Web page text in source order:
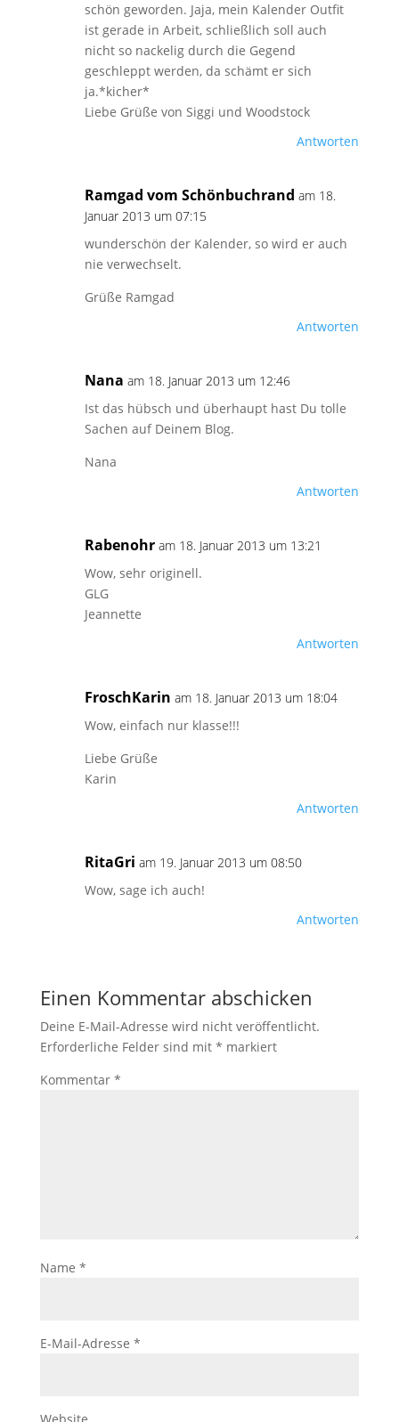
schön geworden. Jaja, mein Kalender Outfit
ist gerade in Arbeit, schließlich soll auch
nicht so nackelig durch die Gegend
geschleppt werden, da schämt er sich
ja.*kicher*
Liebe Grüße von Siggi und Woodstock
Antworten
Ramgad vom Schönbuchrand am 18.
Januar 2013 um 07:15
wunderschön der Kalender, so wird er auch
nie verwechselt.
Grüße Ramgad
Antworten
Nana am 18. Januar 2013 um 12:46
Ist das hübsch und überhaupt hast Du tolle
Sachen auf Deinem Blog.
Nana
Antworten
Rabenohr am 18. Januar 2013 um 13:21
Wow, sehr originell.
GLG
Jeannette
Antworten
FroschKarin am 18. Januar 2013 um 18:04
Wow, einfach nur klasse!!!
Liebe Grüße
Karin
Antworten
RitaGri am 19. Januar 2013 um 08:50
Wow, sage ich auch!
Antworten
Einen Kommentar abschicken
Deine E-Mail-Adresse wird nicht veröffentlicht.
Erforderliche Felder sind mit * markiert
Kommentar *
Name *
E-Mail-Adresse *